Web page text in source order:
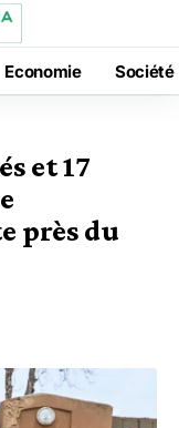
Economie Société
et 17
près du